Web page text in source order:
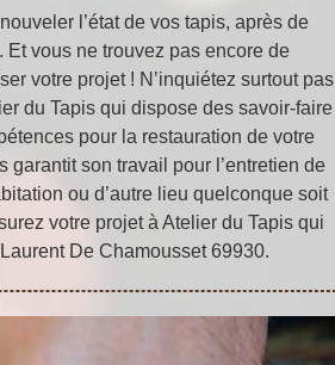
l’état de vos tapis, après de
Et vous ne trouvez pas encore de
votre projet ! N’inquiétez surtout pas
du Tapis qui dispose des savoir-faire
pour la restauration de votre
garantit son travail pour l’entretien de
ou d’autre lieu quelconque soit
votre projet à Atelier du Tapis qui
De Chamousset 69930.